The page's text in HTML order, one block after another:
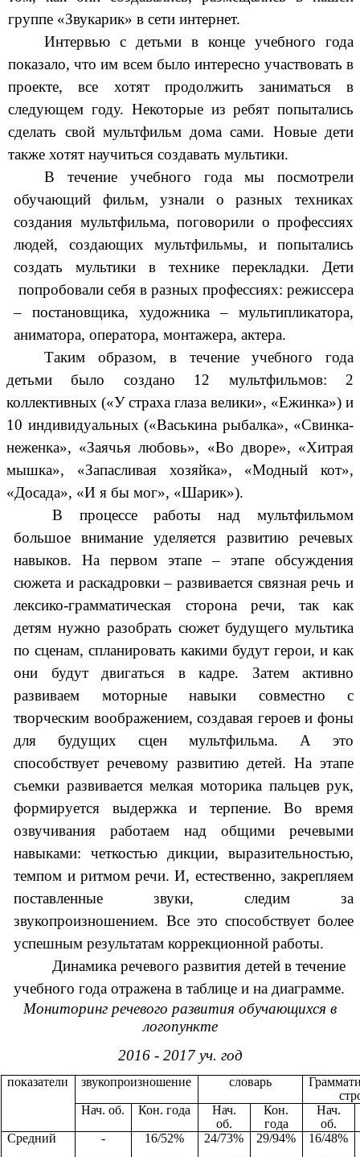
группе «Звукарик» в сети интернет.
Интервью с детьми в конце учебного года
показало, что им всем было интересно участвовать в
проекте, все хотят продолжить заниматься в
следующем году. Некоторые из ребят попытались
сделать свой мультфильм дома сами. Новые дети
также хотят научиться создавать мультики.
В течение учебного года мы посмотрели
обучающий фильм, узнали о разных техниках
создания мультфильма, поговорили о профессиях
людей, создающих мультфильмы, и попытались
создать мультики в технике перекладки. Дети
попробовали себя в разных профессиях: режиссера
– постановщика, художника – мультипликатора,
аниматора, оператора, монтажера, актера.
Таким образом, в течение учебного года
детьми было создано 12 мультфильмов: 2
коллективных («У страха глаза велики», «Ежинка») и
10 индивидуальных («Васькина рыбалка», «Свинка-
неженка», «Заячья любовь», «Во дворе», «Хитрая
мышка», «Запасливая хозяйка», «Модный кот»,
«Досада», «И я бы мог», «Шарик»).
В процессе работы над мультфильмом
большое внимание уделяется развитию речевых
навыков. На первом этапе – этапе обсуждения
сюжета и раскадровки – развивается связная речь и
лексико-грамматическая сторона речи, так как
детям нужно разобрать сюжет будущего мультика
по сценам, спланировать какими будут герои, и как
они будут двигаться в кадре. Затем активно
развиваем моторные навыки совместно с
творческим воображением, создавая героев и фоны
для будущих сцен мультфильма. А это
способствует речевому развитию детей. На этапе
съемки развивается мелкая моторика пальцев рук,
формируется выдержка и терпение. Во время
озвучивания работаем над общими речевыми
навыками: четкостью дикции, выразительностью,
темпом и ритмом речи. И, естественно, закрепляем
поставленные звуки, следим за
звукопроизношением. Все это способствует более
успешным результатам коррекционной работы.
Динамика речевого развития детей в течение
учебного года отражена в таблице и на диаграмме.
Мониторинг речевого развития обучающихся в
логопункте
2016 - 2017 уч. год
показатели звукопроизношение словарь
Нач. об.
Кон. года
Нач.
об.
Кон.
года
Нач.
об.
Средний
- 16/52% 24/73% 29/94%
16/48%